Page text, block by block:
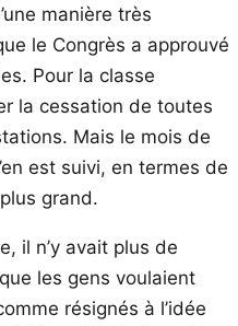
manière très
le Congrès a approuvé
Pour la classe
la cessation de toutes
Mais le mois de
est suivi, en termes de
grand.
il n’y avait plus de
les gens voulaient
résignés à l’idée